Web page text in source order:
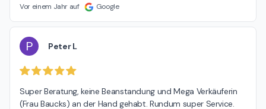
wiederzusehen! Beste Grüße, Ihr MEDA Team
Vor einem Jahr auf Google
P Peter L
Super Beratung, keine Beanstandung und Mega Verkäuferin
(Frau Baucks) an der Hand gehabt. Rundum super Service.